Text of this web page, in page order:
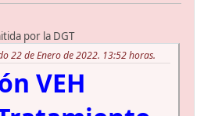
por la DGT
22 de Enero de 2022. 13:52 horas.
VEH